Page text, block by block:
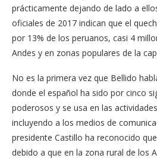
prácticamente dejando de lado a
oficiales de 2017 indican que el
por 13% de los peruanos, casi 4
Andes y en zonas populares de la
No es la primera vez que Bellido
donde el español ha sido por cinco
poderosos y se usa en las
incluyendo a los medios de
presidente Castillo ha reconocido
debido a que en la zona rural de los